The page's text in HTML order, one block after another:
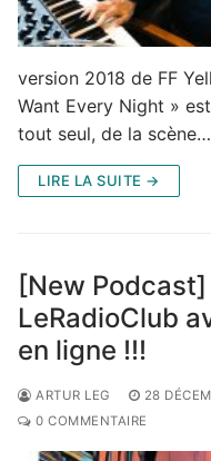
version 2018 de FF
Want Every Night »
tout seul, de la scène…
LIRE LA SUITE →
[New
LeRadioClub
en ligne !!!
ARTUR LEG 28
0 COMMENTAIRE